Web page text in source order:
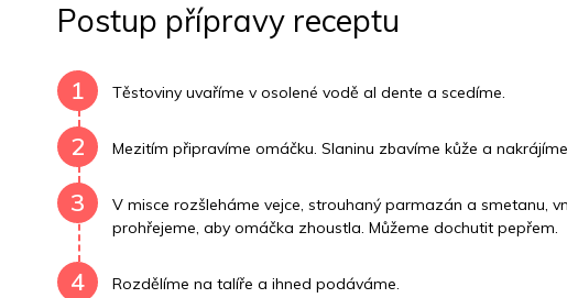
Postup přípravy receptu
1 Těstoviny uvaříme v osolené vodě al dente a scedíme.
2 Mezitím připravíme omáčku. Slaninu zbavíme kůže a
3
V misce rozšleháme vejce, strouhaný parmazán a smetanu,
prohřejeme, aby omáčka zhoustla. Můžeme dochutit pepřem.
4 Rozdělíme na talíře a ihned podáváme.